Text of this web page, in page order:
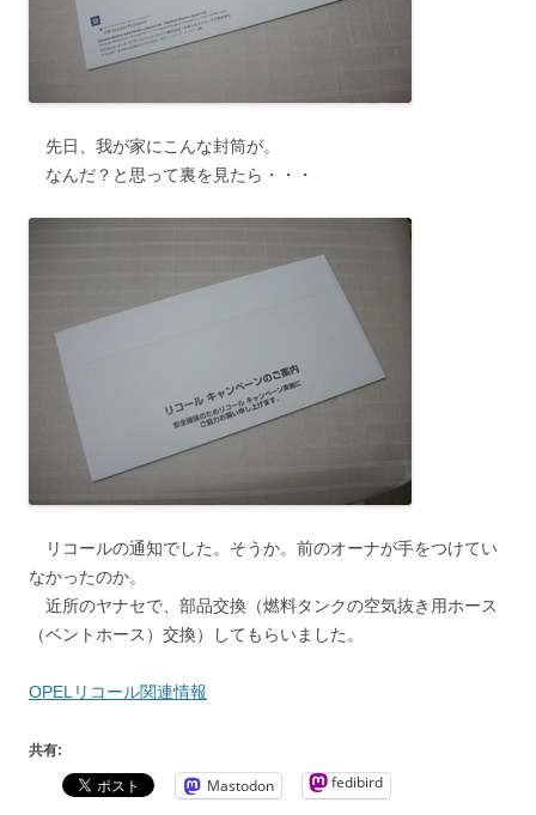
先日、我が家にこんな封筒が。
なんだ？と思って裏を見たら・・・
リコールの通知でした。そうか。前のオーナが手をつけてい
なかったのか。
近所のヤナセで、部品交換（燃料タンクの空気抜き用ホース
（ベントホース）交換）してもらいました。
OPELリコール関連情報
共有:
Mastodon fedibird